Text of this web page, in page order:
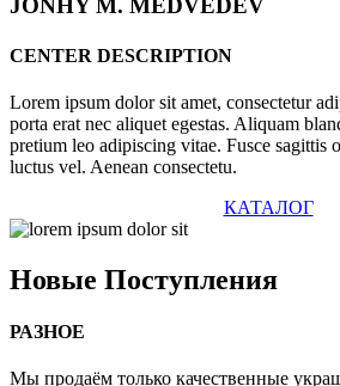
JONHYM. MEDVEDEV
CENTER DESCRIPTION
Lorem ipsum dolor sit amet, consectetur
porta erat nec aliquet egestas. Aliquam
pretium leo adipiscing vitae. Fusce sagittis
luctus vel. Aenean consectetu.
КАТАЛОГ
Новые Поступления
РАЗНОЕ
Мы продаём только качественные